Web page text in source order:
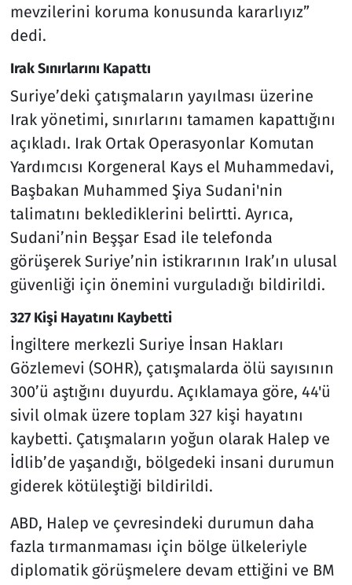
mevzilerini koruma konusunda kararlıyız”
dedi.
Irak Sınırlarını Kapattı
Suriye’deki çatışmaların yayılması üzerine
Irak yönetimi, sınırlarını tamamen kapattığını
açıkladı. Irak Ortak Operasyonlar Komutan
Yardımcısı Korgeneral Kays el Muhammedavi,
Başbakan Muhammed Şiya Sudani'nin
talimatını beklediklerini belirtti. Ayrıca,
Sudani’nin Beşşar Esad ile telefonda
görüşerek Suriye’nin istikrarının Irak’ın ulusal
güvenliği için önemini vurguladığı bildirildi.
327 Kişi Hayatını Kaybetti
İngiltere merkezli Suriye İnsan Hakları
Gözlemevi (SOHR), çatışmalarda ölü sayısının
300’ü aştığını duyurdu. Açıklamaya göre, 44'ü
sivil olmak üzere toplam 327 kişi hayatını
kaybetti. Çatışmaların yoğun olarak Halep ve
İdlib’de yaşandığı, bölgedeki insani durumun
giderek kötüleştiği bildirildi.
ABD, Halep ve çevresindeki durumun daha
fazla tırmanmaması için bölge ülkeleriyle
diplomatik görüşmelere devam ettiğini ve BM